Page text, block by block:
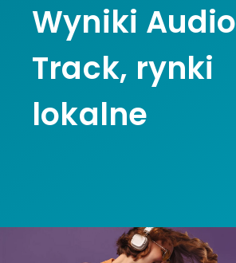
Wyniki Audio
Track, rynki
lokalne